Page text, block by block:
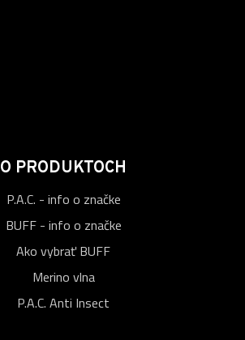
O PRODUKTOCH
P.A.C. - info o značke
BUFF - info o značke
Ako vybrať BUFF
Merino vlna
P.A.C. Anti Insect